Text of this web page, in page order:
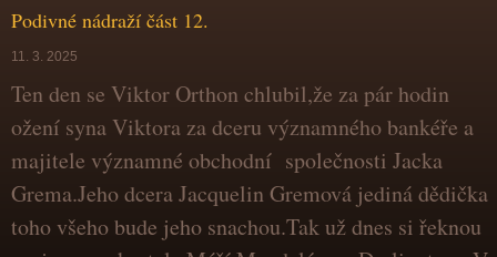
Podivné nádraží část 12.
11. 3. 2025
Ten den se Viktor Orthon chlubil,že za pár hodin
ožení syna Viktora za dceru významného bankéře a
majitele významné obchodní společnosti Jacka
Grema.Jeho dcera Jacquelin Gremová jediná dědička
toho všeho bude jeho snachou.Tak už dnes si řeknou